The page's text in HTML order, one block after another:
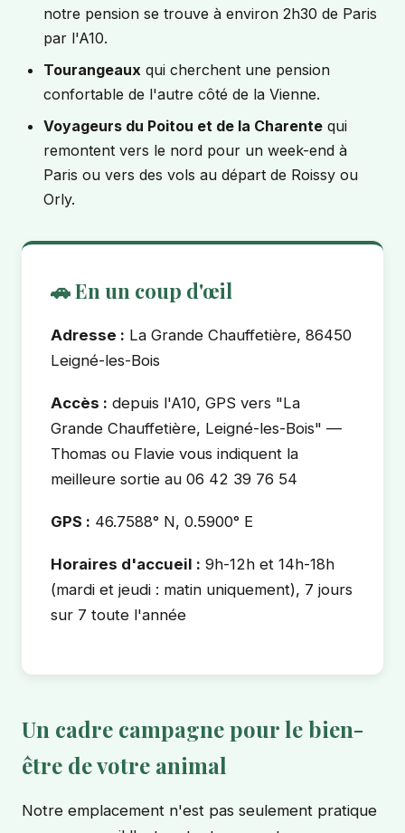
notre pension se trouve à environ 2h30 de Paris
par l'A10.
Tourangeaux qui cherchent une pension
confortable de l'autre côté de la Vienne.
Voyageurs du Poitou et de la Charente qui
remontent vers le nord pour un week-end à
Paris ou vers des vols au départ de Roissy ou
Orly.
🚗 En un coup d'œil
Adresse : La Grande Chauffetière, 86450
Leigné-les-Bois
Accès : depuis l'A10, GPS vers "La
Grande Chauffetière, Leigné-les-Bois" —
Thomas ou Flavie vous indiquent la
meilleure sortie au 06 42 39 76 54
GPS : 46.7588° N, 0.5900° E
Horaires d'accueil : 9h-12h et 14h-18h
(mardi et jeudi : matin uniquement), 7 jours
sur 7 toute l'année
Un cadre campagne pour le bien-
être de votre animal
Notre emplacement n'est pas seulement pratique